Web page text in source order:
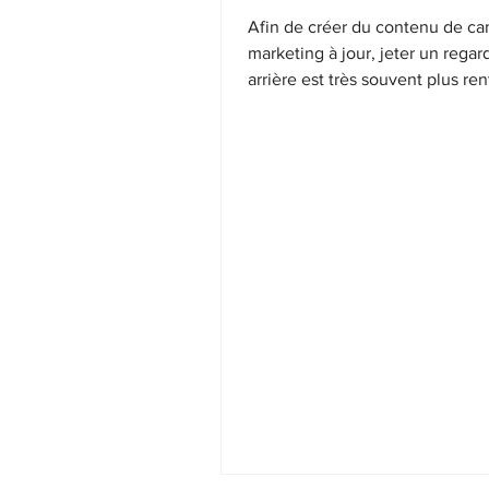
Afin de créer du contenu de
marketing à jour, jeter un
arrière est très souvent plus